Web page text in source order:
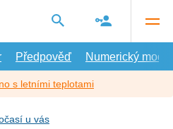
Předpověď Numerický model
s letními teplotami
u vás